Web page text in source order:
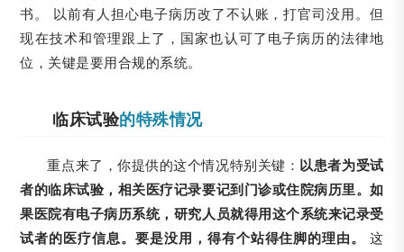
书。 以前有人担心电子病历改了不认账，打官司没用。但
现在技术和管理跟上了，国家也认可了电子病历的法律地
位，关键是要用合规的系统。
临床试验的特殊情况
重点来了，你提供的这个情况特别关键： 以患者为受试
者的临床试验，相关医疗记录要记到门诊或住院病历里。如
果医院有电子病历系统，研究人员就得用这个系统来记录受
试者的医疗信息。要是没用，得有个站得住脚的理由。
这